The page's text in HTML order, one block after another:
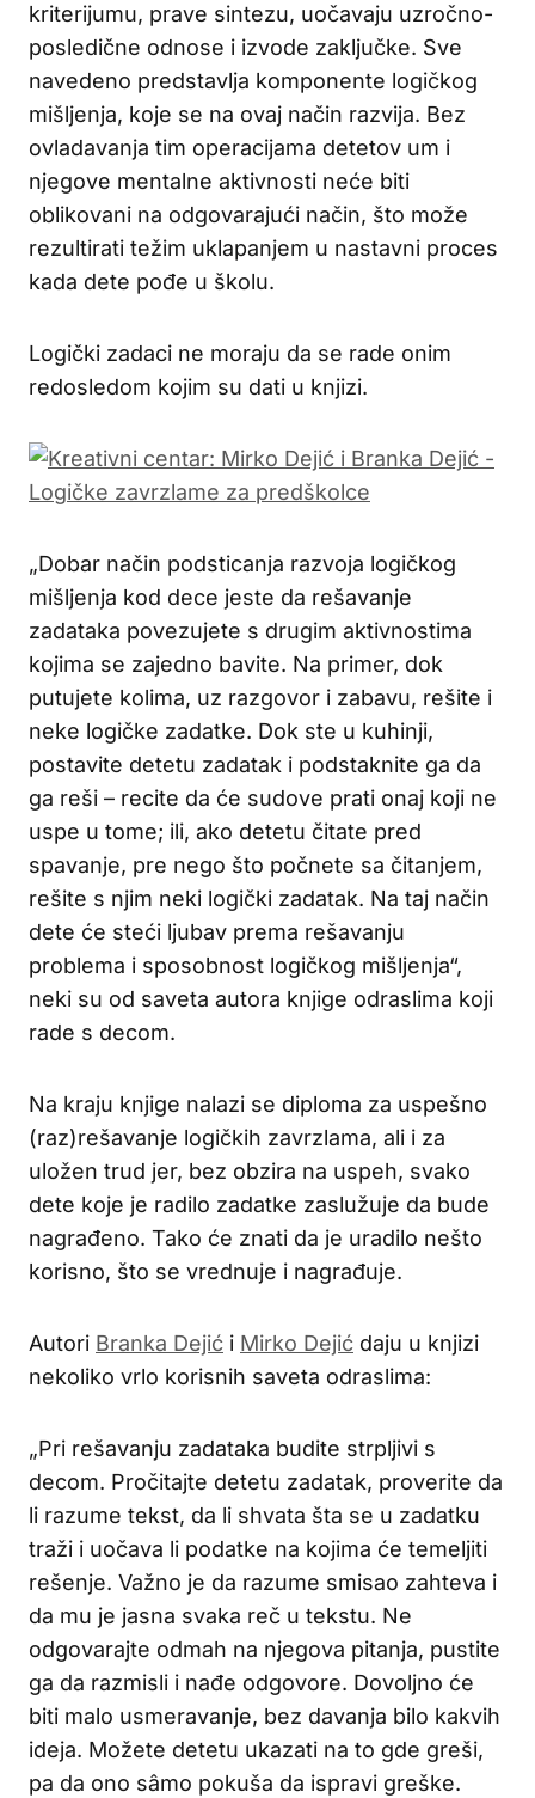
kriterijumu, prave sintezu, uočavaju uzročno­
posledične odnose i izvode zaključke. Sve
navedeno predstavlja komponente logičkog
mišljenja, koje se na ovaj način razvija. Bez
ovladavanja tim operacijama detetov um i
njegove mentalne aktivnosti neće biti
oblikovani na odgovarajući način, što može
rezultirati težim uklapanjem u nastavni proces
kada dete pođe u školu.
Logički zadaci ne moraju da se rade onim
redosledom kojim su dati u knjizi.
„Dobar način podsticanja razvoja logičkog
mišljenja kod dece jeste da rešavanje
zadataka povezujete s drugim aktivnostima
kojima se zajedno bavite. Na primer, dok
putujete kolima, uz razgovor i zabavu, rešite i
neke logičke zadatke. Dok ste u kuhinji,
postavite detetu zadatak i podstaknite ga da
ga reši – recite da će sudove prati onaj koji ne
uspe u tome; ili, ako detetu čitate pred
spavanje, pre nego što počnete sa čitanjem,
rešite s njim neki logički zadatak. Na taj način
dete će steći ljubav prema rešavanju
problema i sposobnost logičkog mišljenja“,
neki su od saveta autora knjige odraslima koji
rade s decom.
Na kraju knjige nalazi se diploma za uspešno
(raz)rešavanje logičkih zavrzlama, ali i za
uložen trud jer, bez obzira na uspeh, svako
dete koje je radilo zadatke zaslužuje da bude
nagrađeno. Tako će znati da je uradilo nešto
korisno, što se vrednuje i nagrađuje.
Autori Branka Dejić i Mirko Dejić daju u knjizi
nekoliko vrlo korisnih saveta odraslima:
„Pri rešavanju zadataka budite strpljivi s
decom. Pročitajte detetu zadatak, proverite da
li razume tekst, da li shvata šta se u zadatku
traži i uočava li podatke na kojima će temeljiti
rešenje. Važno je da razume smisao zahteva i
da mu je jasna svaka reč u tekstu. Ne
odgovarajte odmah na njegova pitanja, pustite
ga da razmisli i nađe odgovore. Dovoljno će
biti malo usmeravanje, bez davanja bilo kakvih
ideja. Možete detetu ukazati na to gde greši,
pa da ono sâmo pokuša da ispravi greške.